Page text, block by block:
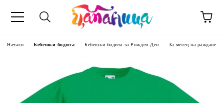
Начало Бебешки бодита Бебешки бодита за Рожден Ден За месец на раждане